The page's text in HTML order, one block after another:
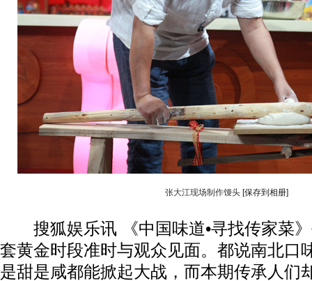
张大江现场制作馒头 [保存到相册]
搜狐娱乐讯 《中国味道•寻找传家菜》
套黄金时段准时与观众见面。都说南北口
是甜是咸都能掀起大战，而本期传承人们
动物系恋